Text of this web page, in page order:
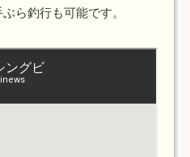
ら釣行も可能です。